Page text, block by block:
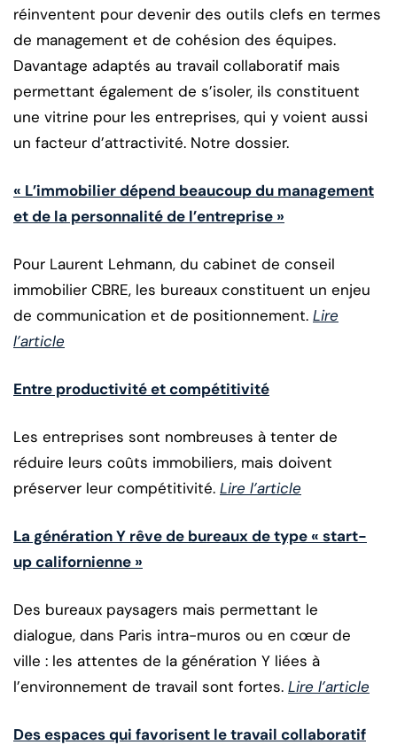
réinventent pour devenir des outils clefs en termes
de management et de cohésion des équipes.
Davantage adaptés au travail collaboratif mais
permettant également de s’isoler, ils constituent
une vitrine pour les entreprises, qui y voient aussi
un facteur d’attractivité. Notre dossier.
« L’immobilier dépend beaucoup du management
et de la personnalité de l’entreprise »
Pour Laurent Lehmann, du cabinet de conseil
immobilier CBRE, les bureaux constituent un enjeu
de communication et de positionnement. Lire
l’article
Entre productivité et compétitivité
Les entreprises sont nombreuses à tenter de
réduire leurs coûts immobiliers, mais doivent
préserver leur compétitivité. Lire l’article
La génération Y rêve de bureaux de type « start-
up californienne »
Des bureaux paysagers mais permettant le
dialogue, dans Paris intra-muros ou en cœur de
ville : les attentes de la génération Y liées à
l’environnement de travail sont fortes. Lire l’article
Des espaces qui favorisent le travail collaboratif